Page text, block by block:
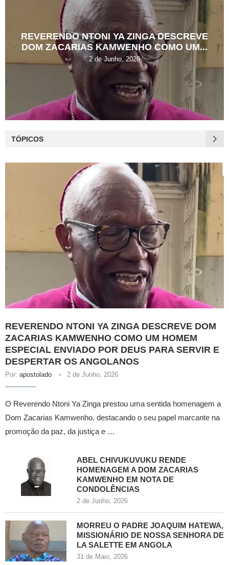
REVERENDO NTONI YA ZINGA DESCREVE
DOM ZACARIAS KAMWENHO COMO UM...
2 de Junho, 2026
TÓPICOS
REVERENDO NTONI YA ZINGA DESCREVE DOM
ZACARIAS KAMWENHO COMO UM HOMEM
ESPECIAL ENVIADO POR DEUS PARA SERVIR E
DESPERTAR OS ANGOLANOS
Por: apostolado 2 de Junho, 2026
O Reverendo Ntoni Ya Zinga prestou uma sentida homenagem a
Dom Zacarias Kamwenho, destacando o seu papel marcante na
promoção da paz, da justiça e …
ABEL CHIVUKUVUKU RENDE
HOMENAGEM A DOM ZACARIAS
KAMWENHO EM NOTA DE
CONDOLÊNCIAS
2 de Junho, 2026
MORREU O PADRE JOAQUIM HATEWA,
MISSIONÁRIO DE NOSSA SENHORA DE
LA SALETTE EM ANGOLA
31 de Maio, 2026